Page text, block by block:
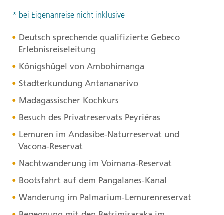
* bei Eigenanreise nicht inklusive
Deutsch sprechende qualifizierte Gebeco
Erlebnisreiseleitung
Königshügel von Ambohimanga
Stadterkundung Antananarivo
Madagassischer Kochkurs
Besuch des Privatreservats Peyriéras
Lemuren im Andasibe-Naturreservat und
Vacona-Reservat
Nachtwanderung im Voimana-Reservat
Bootsfahrt auf dem Pangalanes-Kanal
Wanderung im Palmarium-Lemurenreservat